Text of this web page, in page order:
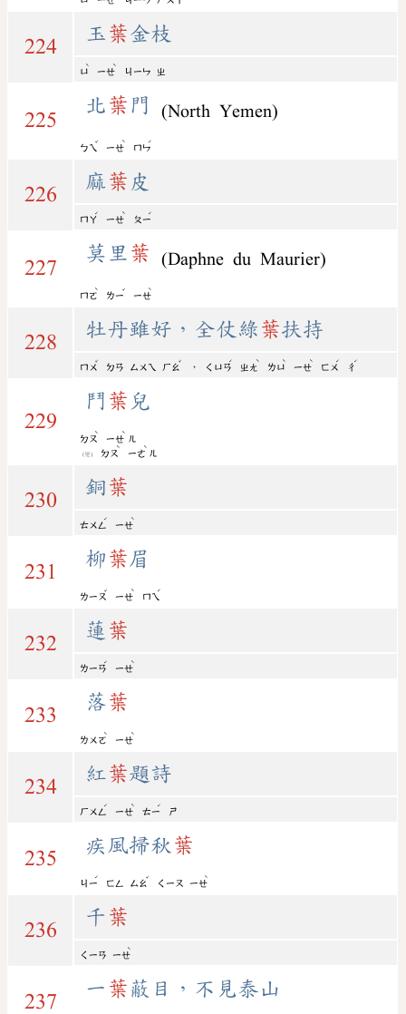
224
玉 葉金枝
ㄩ
ˋ
ㄧㄝ
ˋ
ㄐㄧㄣ ㄓ
225
北 葉 門 (North Yemen)
ㄅㄟ
ˇ
ㄧㄝ
ˋ
ㄇㄣ
ˊ
226
麻葉 皮
ㄇㄚ
ˊ
ㄧㄝ
ˋ
ㄆㄧ
ˊ
227
莫里 葉 (Daphne du Maurier)
ㄇㄛ
ˋ
ㄌㄧ
ˇ
ㄧㄝ
ˋ
228
牡丹雖好，全仗綠 葉扶持
ㄇㄨ
ˇ
ㄉㄢ ㄙㄨㄟ ㄏㄠ
ˇ
， ㄑㄩㄢ
ˊ
ㄓㄤ
ˋ
ㄌㄩ
ˋ
ㄧㄝ
ˋ
ㄈㄨ
ˊ
ㄔ
ˊ
229
鬥 葉 兒
ㄉㄡ
ˋ
ㄧㄝ
ˋ
ㄦ
(變) ㄉㄡ
ˋ
ㄧㄜ
ˋ
ㄦ
230
銅 葉
ㄊㄨㄥ
ˊ
ㄧㄝ
ˋ
231
柳 葉眉
ㄌㄧㄡ
ˇ
ㄧㄝ
ˋ
ㄇㄟ
ˊ
232
蓮 葉
ㄌㄧㄢ
ˊ
ㄧㄝ
ˋ
233
落葉
ㄌㄨㄛ
ˋ
ㄧㄝ
ˋ
234
紅葉題詩
ㄏㄨㄥ
ˊ
ㄧㄝ
ˋ
ㄊㄧ
ˊ
ㄕ
235
疾風掃秋 葉
ㄐㄧ
ˊ
ㄈㄥ ㄙㄠ
ˇ
ㄑㄧㄡ ㄧㄝ
ˋ
236
千 葉
ㄑㄧㄢ ㄧㄝ
ˋ
237
一 葉 蔽目，不見泰山